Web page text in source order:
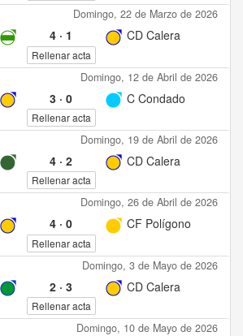
Domingo, 22 de Marzo de 2026
4· 1 CD Calera
Rellenar acta
Domingo, 12 de Abril de 2026
3· 0 C Condado
Rellenar acta
Domingo, 19 de Abril de 2026
4· 2 CD Calera
Rellenar acta
Domingo, 26 de Abril de 2026
4· 0 CF Polígono
Rellenar acta
Domingo, 3 de Mayo de 2026
2· 3 CD Calera
Rellenar acta
Domingo, 10 de Mayo de 2026